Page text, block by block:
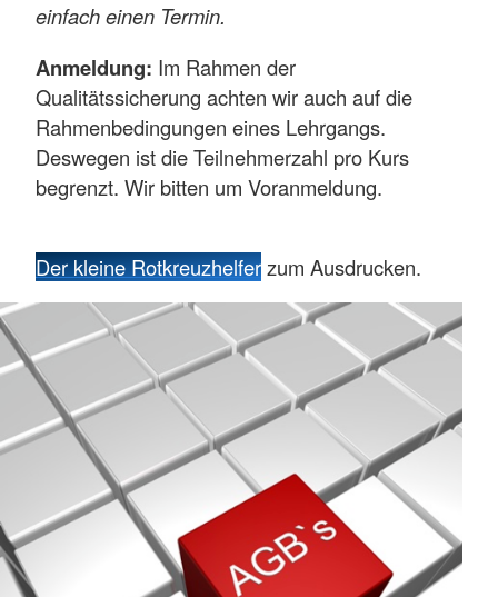
einfach einen Termin.
Anmeldung: Im Rahmen der
Qualitätssicherung achten wir auch auf die
Rahmenbedingungen eines Lehrgangs.
Deswegen ist die Teilnehmerzahl pro Kurs
begrenzt. Wir bitten um Voranmeldung.
Der kleine Rotkreuzhelferzum Ausdrucken.